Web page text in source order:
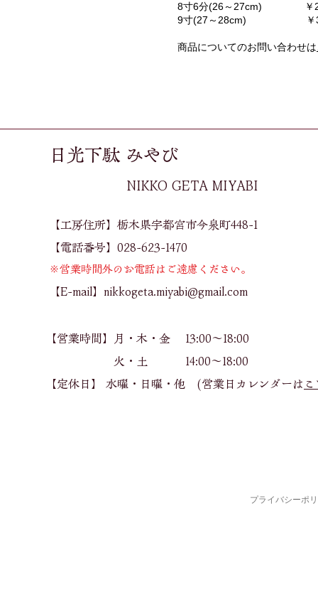
8寸6分(26～27cm) ￥
9寸(27～28cm) ￥
商品についてのお問い合わせは
日光下駄 みやび
​NIKKO GETA MIYABI
【工房住所】栃木県宇都宮市今泉町448-1​
【電話番号】028-623-1470
※営業時間外のお電話はご遠慮ください。
【E-mail】 nikkogeta.miyabi@gmail.com
【営業時間】月・木・金 13:00～18:00
火・土 14:00～18:00
【定休日】 水曜・日曜​・他 (営業日カレンダーは
プライバシーポ